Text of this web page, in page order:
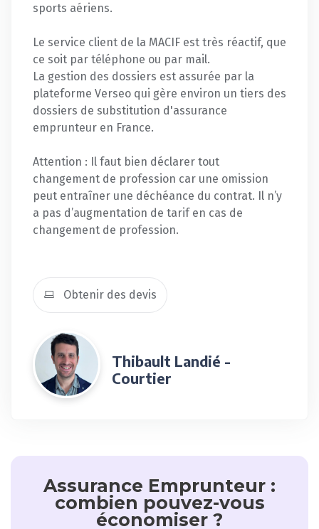
sports aériens.
Le service client de la MACIF est très réactif, que
ce soit par téléphone ou par mail.
La gestion des dossiers est assurée par la
plateforme Verseo qui gère environ un tiers des
dossiers de substitution d'assurance
emprunteur en France.
Attention : Il faut bien déclarer tout
changement de profession car une omission
peut entraîner une déchéance du contrat. Il n’y
a pas d’augmentation de tarif en cas de
changement de profession.
Obtenir des devis
Thibault Landié -
Courtier
Assurance Emprunteur :
combien pouvez-vous
économiser ?